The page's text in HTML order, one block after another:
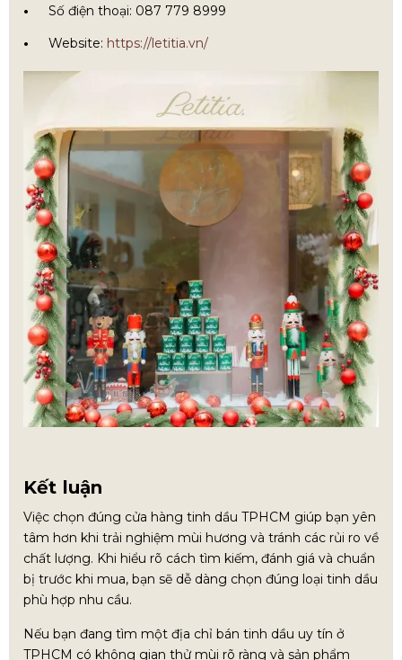
Số điện thoại: 087 779 8999
Website: https://letitia.vn/
Kết luận
Việc chọn đúng cửa hàng tinh dầu TPHCM giúp bạn yên
tâm hơn khi trải nghiệm mùi hương và tránh các rủi ro về
chất lượng. Khi hiểu rõ cách tìm kiếm, đánh giá và chuẩn
bị trước khi mua, bạn sẽ dễ dàng chọn đúng loại tinh dầu
phù hợp nhu cầu.
Nếu bạn đang tìm một địa chỉ bán tinh dầu uy tín ở
TPHCM có không gian thử mùi rõ ràng và sản phẩm